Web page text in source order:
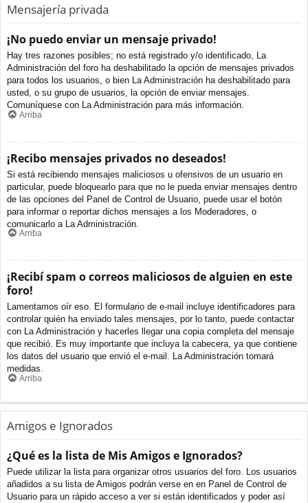
Mensajería privada
¡No puedo enviar un mensaje privado!
Hay tres razones posibles; no está registrado y/o identificado, La
Administración del foro ha deshabilitado la opción de mensajes privados
para todos los usuarios, o bien La Administración ha deshabilitado para
usted, o su grupo de usuarios, la opción de enviar mensajes.
Comuníquese con La Administración para más información.
Arriba
¡Recibo mensajes privados no deseados!
Si está recibiendo mensajes maliciosos u ofensivos de un usuario en
particular, puede bloquearlo para que no le pueda enviar mensajes dentro
de las opciones del Panel de Control de Usuario, puede usar el botón
para informar o reportar dichos mensajes a los Moderadores, o
comunicarlo a La Administración.
Arriba
¡Recibí spam o correos maliciosos de alguien en este
foro!
Lamentamos oír eso. El formulario de e-mail incluye identificadores para
controlar quién ha enviado tales mensajes, por lo tanto, puede contactar
con La Administración y hacerles llegar una copia completa del mensaje
que recibió. Es muy importante que incluya la cabecera, ya que contiene
los datos del usuario que envió el e-mail. La Administración tomará
medidas.
Arriba
Amigos e Ignorados
¿Qué es la lista de Mis Amigos e Ignorados?
Puede utilizar la lista para organizar otros usuarios del foro. Los usuarios
añadidos a su lista de Amigos podrán verse en en Panel de Control de
Usuario para un rápido acceso a ver si están identificados y poder así